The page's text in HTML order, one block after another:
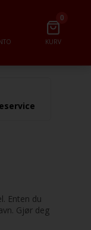
0
KURV
Enten du
Gjør deg